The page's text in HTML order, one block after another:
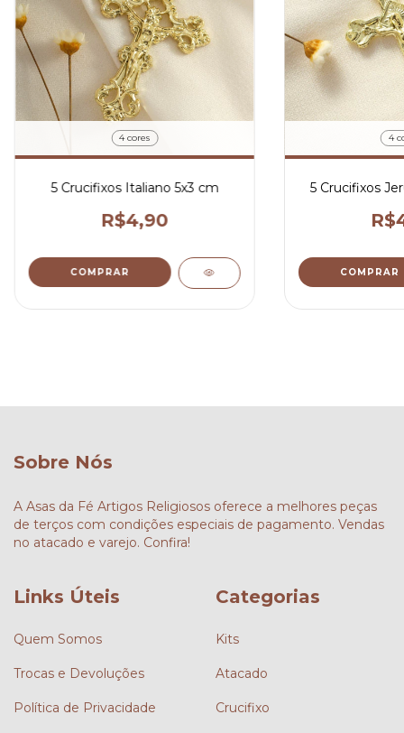
4 cores
5 Crucifixos Italiano 5x3 cm
R$4,90
COMPRAR
4
5 Crucifixos
COMPRAR
Sobre Nós
A Asas da Fé Artigos Religiosos oferece a melhores peças
de terços com condições especiais de pagamento. Vendas
no atacado e varejo. Confira!
Links Úteis
Quem Somos
Trocas e Devoluções
Política de Privacidade
Categorias
Kits
Atacado
Crucifixo